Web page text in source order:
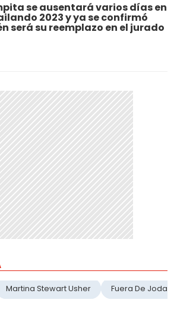
se ausentará varios días en
2023 y ya se confirmó
será su reemplazo en el jurado
Martina Stewart Usher Fuera De Joda